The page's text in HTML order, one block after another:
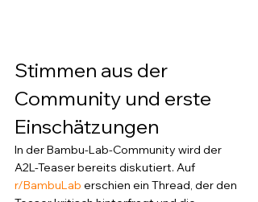
Stimmen aus der
Community und erste
Einschätzungen
In der Bambu-Lab-Community wird der
A2L-Teaser bereits diskutiert. Auf
r/BambuLab erschien ein Thread, der den